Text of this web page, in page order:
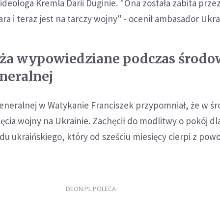
Kremla Darii Duginie. "Ona została zabita
i teraz jest na tarczy wojny" - ocenił ambasador
wypowiedziane podczas
w Watykanie Franciszek przypomniał, że w
wojny na Ukrainie. Zachęcił do modlitwy o pokój
ukraińskiego, który od sześciu miesięcy cierpi z
DEON.PL POLECA